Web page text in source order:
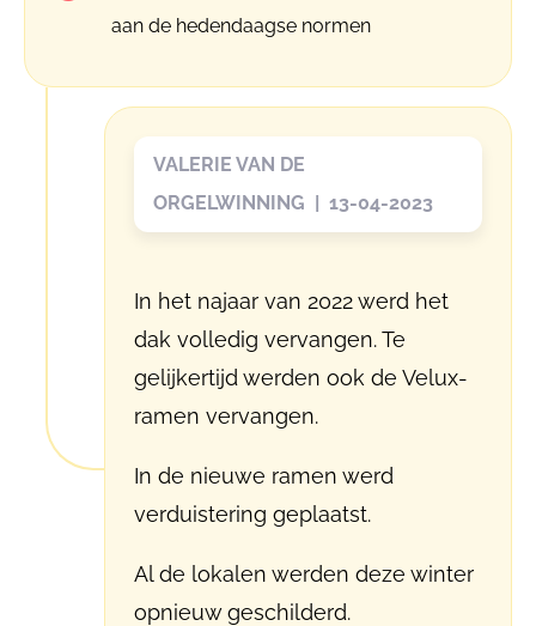
aan de hedendaagse normen
VALERIE VAN DE
ORGELWINNING | 13-04-2023
In het najaar van 2022 werd het
dak volledig vervangen. Te
gelijkertijd werden ook de Velux-
ramen vervangen.
In de nieuwe ramen werd
verduistering geplaatst.
Al de lokalen werden deze winter
opnieuw geschilderd.